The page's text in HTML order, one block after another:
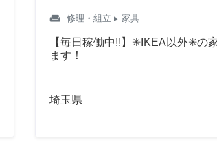
weekend 修理・組立 ▸ 家具
【毎日稼働中‼︎】✳︎IKEA以外✳︎の
ます！
埼玉県